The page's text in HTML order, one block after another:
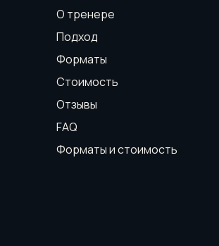
О тренере
Подход
Форматы
Стоимость
Отзывы
FAQ
Форматы и стоимость